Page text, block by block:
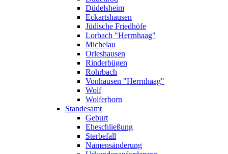
Düdelsheim
Eckartshausen
Jüdische Friedhöfe
Lorbach "Herrnhaag"
Michelau
Orleshausen
Rinderbügen
Rohrbach
Vonhausen "Herrnhaag"
Wolf
Wolferborn
Standesamt
Geburt
Eheschließung
Sterbefall
Namensänderung